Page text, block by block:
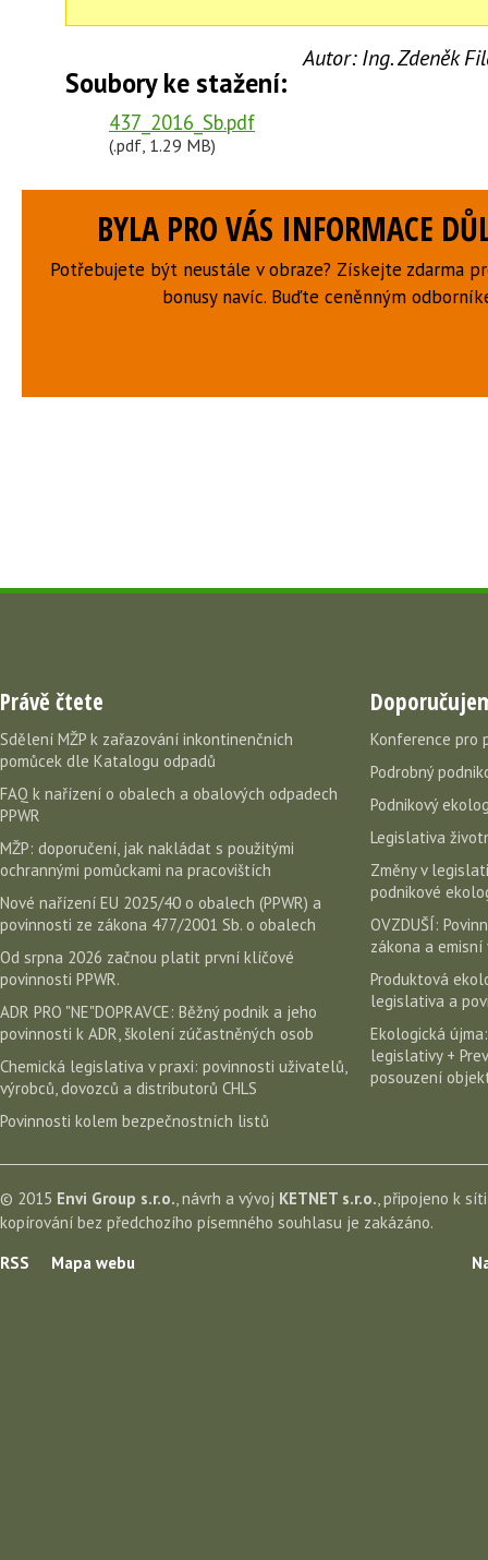
Autor:Ing. Zdeněk
Soubory ke stažení:
437_2016_Sb.pdf
(.pdf, 1.29 MB)
BYLA PRO VÁS INFORMACE
Potřebujete být neustále v obraze? Získejte zdarma
bonusy navíc. Buďte ceněnným
Právě čtete
Sdělení MŽP k zařazování inkontinenčních
pomůcek dle Katalogu odpadů
FAQ k nařízení o obalech a obalových odpadech
PPWR
MŽP: doporučení, jak nakládat s použitými
ochrannými pomůckami na pracovištích
Nové nařízení EU 2025/40 o obalech (PPWR) a
povinnosti ze zákona 477/2001 Sb. o obalech
Od srpna 2026 začnou platit první klíčové
povinnosti PPWR.
ADR PRO "NE"DOPRAVCE: Běžný podnik a jeho
povinnosti k ADR, školení zúčastněných osob
Chemická legislativa v praxi: povinnosti uživatelů,
výrobců, dovozců a distributorů CHLS
Povinnosti kolem bezpečnostních listů
Konference pro
Podrobný
Podnikový
Legislativa
Změny v
podnikové
OVZDUŠÍ:
zákona a emisní
Produktová
legislativa a
Ekologická
legislativy +
posouzení
© 2015 Envi Group s.r.o., návrh a vývoj KETNET s.r.o., připojeno k
kopírování bez předchozího písemného souhlasu je zakázáno.
RSS
Mapa webu